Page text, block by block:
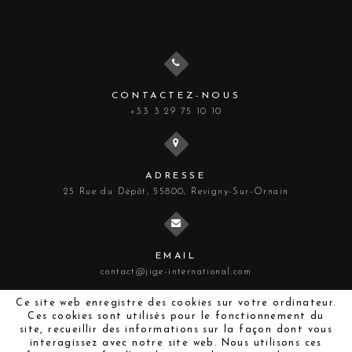
CONTACTEZ-NOUS
+33 3 29 75 10 10
ADRESSE
25 Rue du Dépôt, 55800, Revigny-Sur-Ornain
EMAIL
contact@jige-international.com
Ce site web enregistre des cookies sur votre ordinateur.
Ces cookies sont utilisés pour le fonctionnement du
site, recueillir des informations sur la façon dont vous
interagissez avec notre site web. Nous utilisons ces